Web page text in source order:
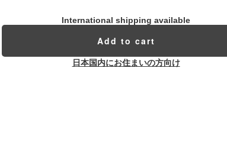
International shipping available
Add to cart
日本国内にお住まいの方向け